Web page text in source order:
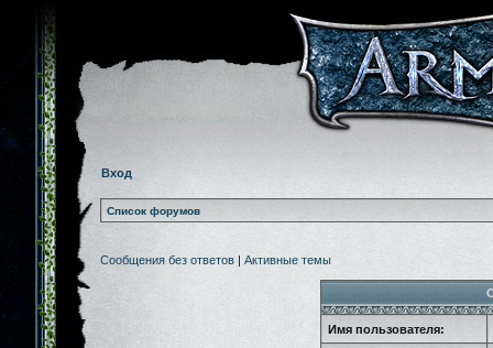
Вход
Список форумов
Сообщения без ответов | Активные темы
Имя пользователя: